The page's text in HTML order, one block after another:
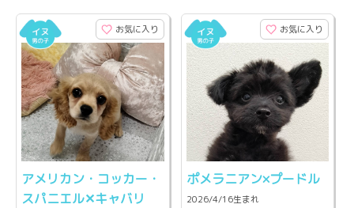
お気に入り
アメリカン・コッカー・
スパニエル✕キャバリ
お気に入り
ポメラニアン×プードル
2026/4/16生まれ